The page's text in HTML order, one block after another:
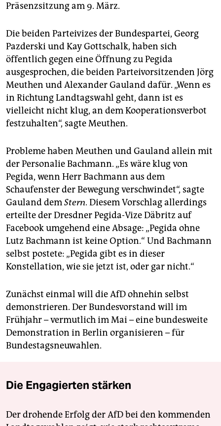
Präsenzsitzung am 9. März.
Die beiden Parteivizes der Bundespartei, Georg
Pazderski und Kay Gottschalk, haben sich
öffentlich gegen eine Öffnung zu Pegida
ausgesprochen, die beiden Parteivorsitzenden Jörg
Meuthen und Alexander Gauland dafür. „Wenn es
in Richtung Landtagswahl geht, dann ist es
vielleicht nicht klug, an dem Kooperationsverbot
festzuhalten“, sagte Meuthen.
Probleme haben Meuthen und Gauland allein mit
der Personalie Bachmann. „Es wäre klug von
Pegida, wenn Herr Bachmann aus dem
Schaufenster der Bewegung verschwindet“, sagte
Gauland demStern. Diesem Vorschlag allerdings
erteilte der Dresdner Pegida-Vize Däbritz auf
Facebook umgehend eine Absage: „Pegida ohne
Lutz Bachmann ist keine Option.“ Und Bachmann
selbst postete: „Pegida gibt es in dieser
Konstellation, wie sie jetzt ist, oder gar nicht.“
Zunächst einmal will die AfD ohnehin selbst
demonstrieren. Der Bundesvorstand will im
Frühjahr – vermutlich im Mai – eine bundesweite
Demonstration in Berlin organisieren – für
Bundestagsneuwahlen.
Die Engagierten stärken
Der drohende Erfolg der AfD bei den kommenden